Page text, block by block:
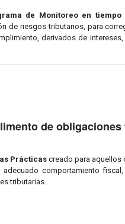
de Monitoreo en tiempo
de riesgos tributarios, para
derivados de
de
Prácticascreado para aquellos
comportamiento
tributarias.